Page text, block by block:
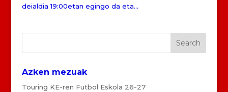
deialdia 19:00etan egingo da eta...
Azken mezuak
Touring KE-ren Futbol Eskola 26-27